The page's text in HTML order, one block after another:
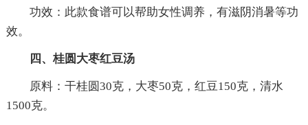
功效：此款食谱可以帮助女性调养，有滋阴消暑等功
效。
四、桂圆大枣红豆汤
原料：干桂圆30克，大枣50克，红豆150克，清水
1500克。